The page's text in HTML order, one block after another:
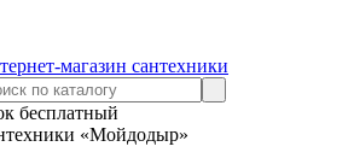
магазин сантехники
бесплатный
«Мойдодыр»